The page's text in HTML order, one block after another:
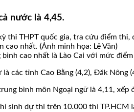
nước là 4,45.
thi THPT quốc gia, tra cứu điểm thi,
nhất. (Ảnh minh họa: Lê Văn)
cao nhất là Lào Cai với mức
các tỉnh Cao Bằng (4,2), Đăk Nông
bình môn Ngoại ngữ là 4,11, xếp
sinh dự thi trên 10.000 thì TP.HCM